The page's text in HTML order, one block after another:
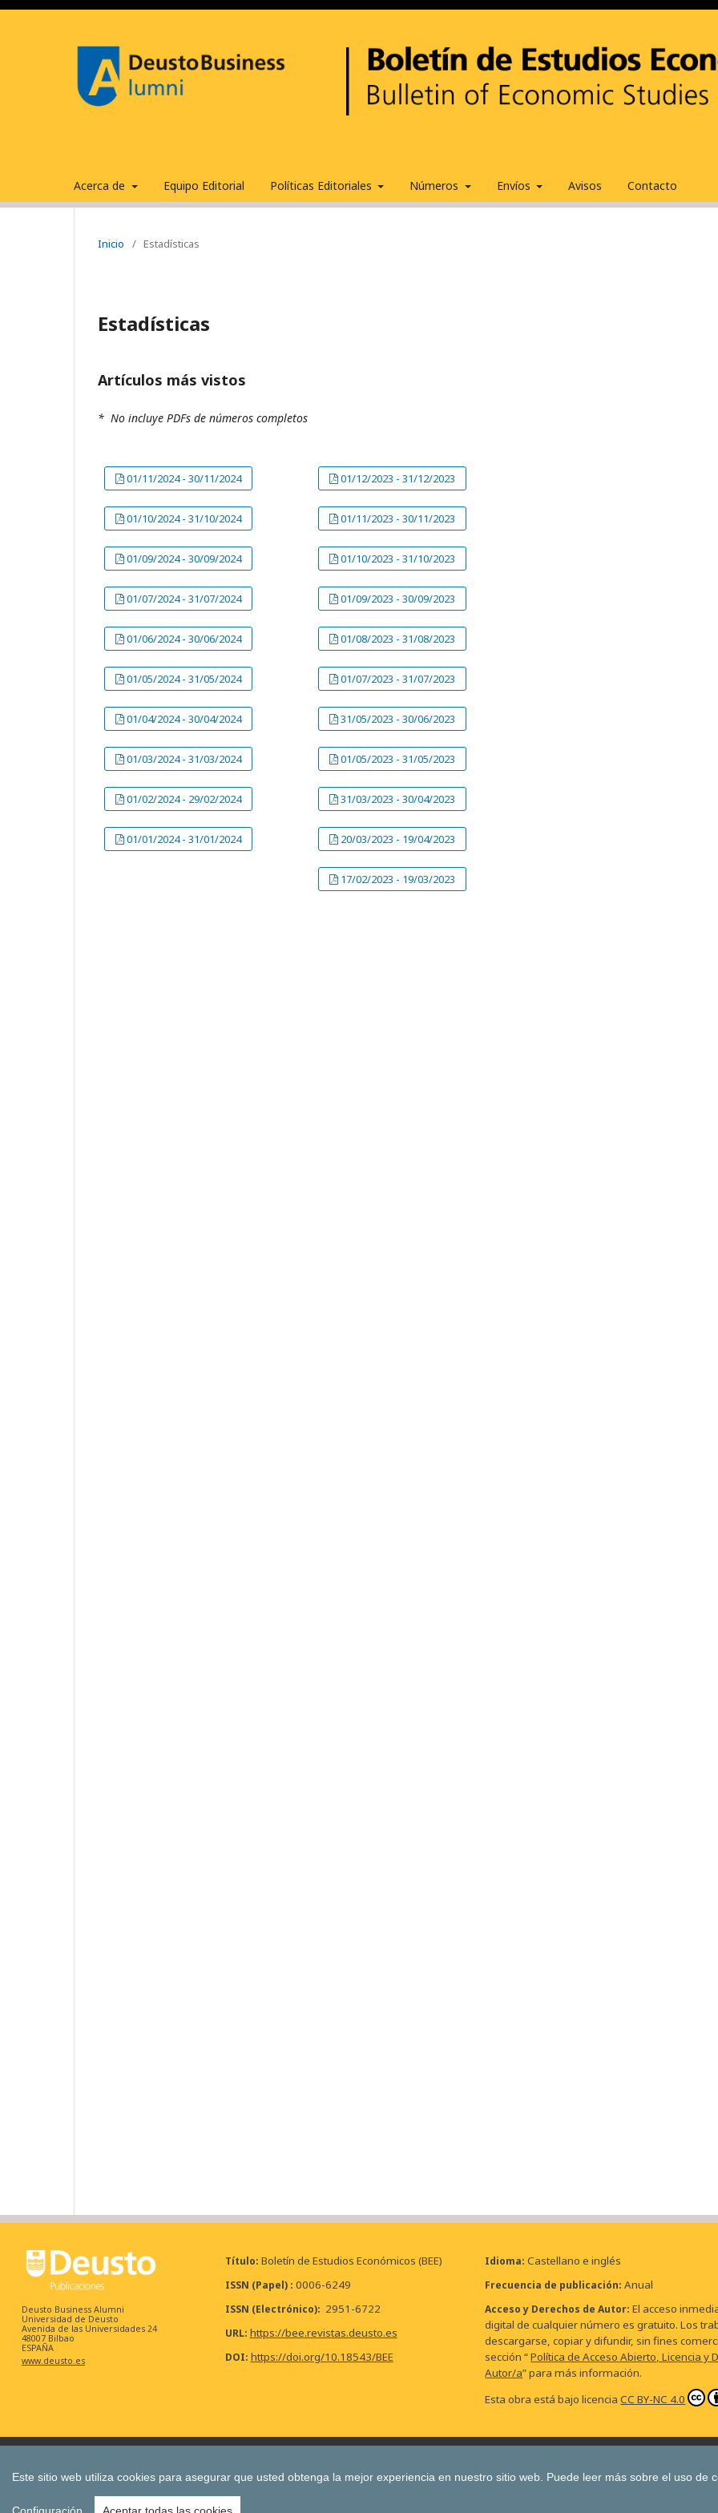
Acerca de Equipo Editorial Políticas Editoriales Números Envíos Avisos Contacto
Inicio / Estadísticas
Estadísticas
Artículos más vistos
* No incluye PDFs de números completos
01/11/2024 - 30/11/2024
01/10/2024 - 31/10/2024
01/09/2024 - 30/09/2024
01/07/2024 - 31/07/2024
01/06/2024 - 30/06/2024
01/05/2024 - 31/05/2024
01/04/2024 - 30/04/2024
01/03/2024 - 31/03/2024
01/02/2024 - 29/02/2024
01/01/2024 - 31/01/2024
01/12/2023 - 31/12/2023
01/11/2023 - 30/11/2023
01/10/2023 - 31/10/2023
01/09/2023 - 30/09/2023
01/08/2023 - 31/08/2023
01/07/2023 - 31/07/2023
31/05/2023 - 30/06/2023
01/05/2023 - 31/05/2023
31/03/2023 - 30/04/2023
20/03/2023 - 19/04/2023
17/02/2023 - 19/03/2023
Deusto Business Alumni
Universidad de Deusto
Avenida de las Universidades 24
48007 Bilbao
ESPAÑA
www.deusto.es
Título Boletín de Estudios Económicos (BEE)
ISSN (Papel) 0006-6249
ISSN (Electrónico) 2951-6722
URL https://bee.revistas.deusto.es
DOI https://doi.org/10.18543/BEE
Idioma Castellano e inglés
Frecuencia de publicación Anual
Acceso y Derechos de Autor El acceso
digital de cualquier número es gratuito. Los
descargarse, copiar y difundir, sin fines
sección “Política de Acceso Abierto, Licencia y
Autor/a” para más información.
Esta obra está bajo licenciaCC BY-NC 4.0
Deusto Estudios Cooperativos
Estudios de Deusto Revista Deusto de Derechos Humanos Tuning Journal for Higher
Todas las Revistas Científicas de Deusto en OJS
Este sitio web utiliza cookies para asegurar que usted obtenga la mejor experiencia en nuestro sitio web. Puede leer más sobre el uso de